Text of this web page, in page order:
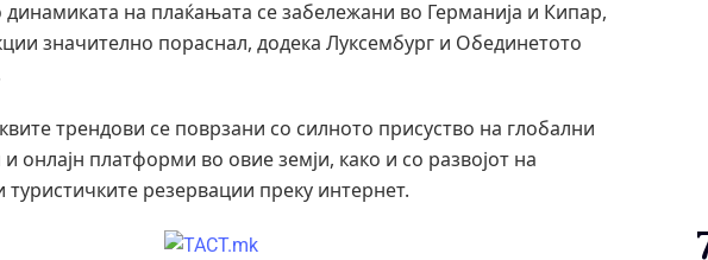
на плаќањата се забележани во Германија и Кипар,
значително пораснал, додека Луксембург и Обединетото
трендови се поврзани со силното присуство на глобални
онлајн платформи во овие земји, како и со развојот на
туристичките резервации преку интернет.